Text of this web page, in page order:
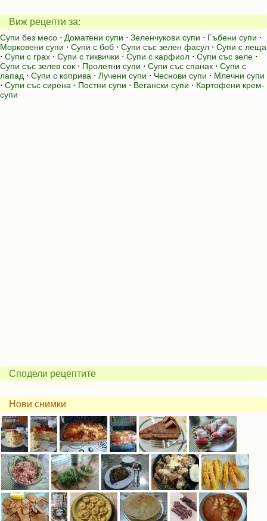
Виж рецепти за:
Супи без месо ⋅ Доматени супи ⋅ Зеленчукови супи ⋅ Гъбени супи ⋅
Морковени супи ⋅ Супи с боб ⋅ Супи със зелен фасул ⋅ Супи с леща
⋅ Супи с грах ⋅ Супи с тиквички ⋅ Супи с карфиол ⋅ Супи със зеле ⋅
Супи със зелев сок ⋅ Пролетни супи ⋅ Супи със спанак ⋅ Супи с
лапад ⋅ Супи с коприва ⋅ Лучени супи ⋅ Чеснови супи ⋅ Млечни супи
⋅ Супи със сирена ⋅ Постни супи ⋅ Вегански супи ⋅ Картофени крем-
супи
Сподели рецептите
Нови снимки